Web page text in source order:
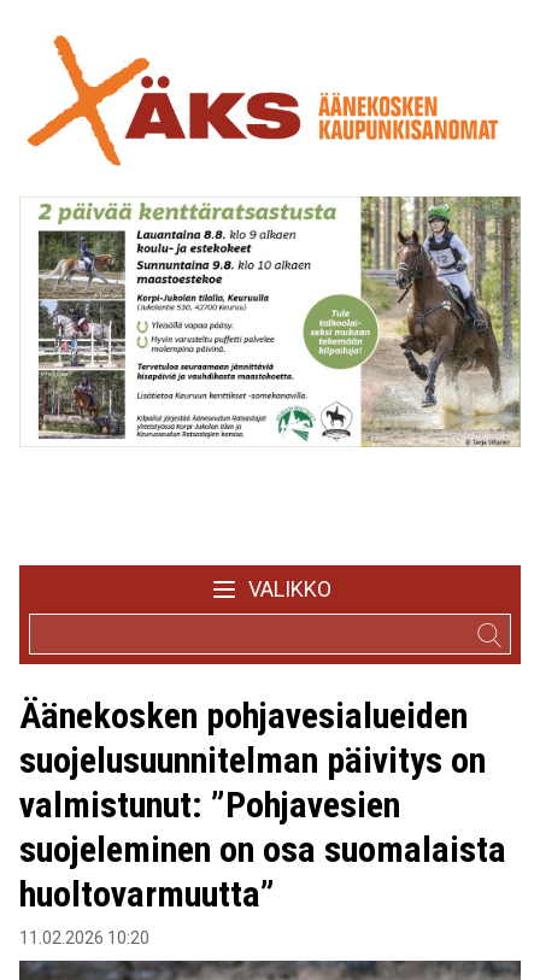
VALIKKO
Äänekosken pohjavesialueiden
suojelusuunnitelman päivitys on
valmistunut: ”Pohjavesien
suojeleminen on osa suomalaista
huoltovarmuutta”
11.02.2026 10:20